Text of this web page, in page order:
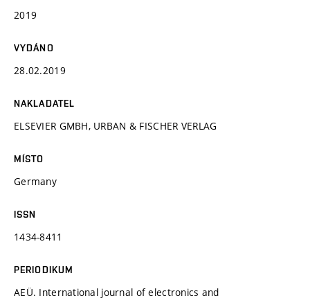
2019
VYDÁNO
28.02.2019
NAKLADATEL
ELSEVIER GMBH, URBAN & FISCHER VERLAG
MÍSTO
Germany
ISSN
1434-8411
PERIODIKUM
AEÜ. International journal of electronics and